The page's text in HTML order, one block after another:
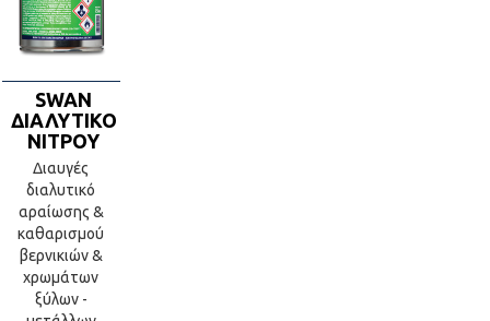
SWAN
ΔΙΑΛΥΤΙΚΟ
ΝΙΤΡΟΥ
Διαυγές
διαλυτικό
αραίωσης &
καθαρισμού
βερνικιών &
χρωμάτων
ξύλων -